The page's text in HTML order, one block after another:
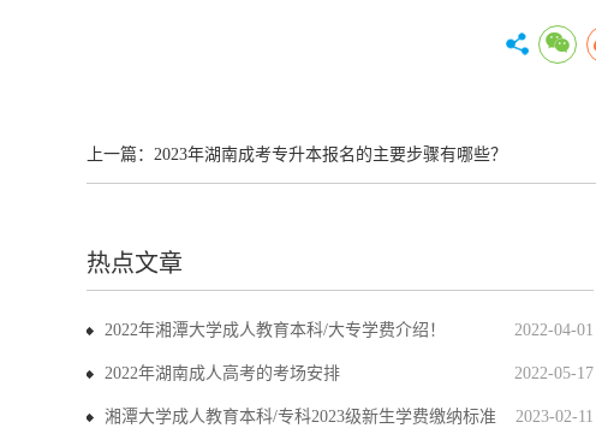
上一篇： 2023年湖南成考专升本报名的主要步骤有哪些？
热点文章
2022-04-01
2022年湘潭大学成人教育本科/大专学费介绍！
2022-05-17
2022年湖南成人高考的考场安排
2023-02-11
湘潭大学成人教育本科/专科2023级新生学费缴纳标准